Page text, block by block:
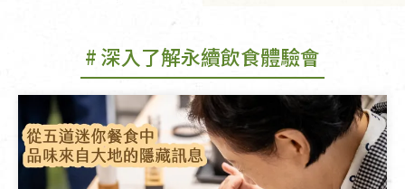
# 深入了解永續飲食體驗會